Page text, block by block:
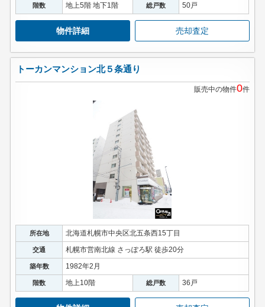
階数 地上5階 地下1階 総戸数 50戸
物件詳細 売却査定
トーカンマンション北５条通り
販売中の物件0件
所在地 北海道札幌市中央区北五条西15丁目
交通 札幌市営南北線 さっぽろ駅 徒歩20分
築年数 1982年2月
階数 地上10階 総戸数 36戸